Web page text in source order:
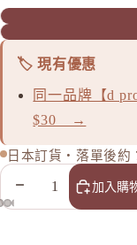
🏷️ 現有優惠
同一品牌【d
$30 →
日本訂貨・落單後
減少數量 增加數量
加入購